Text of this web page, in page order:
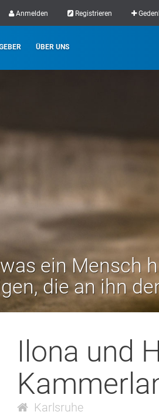
Anmelden Registrieren
ÜBER UNS
ein Mensch
die an ihn
Ilona und
Karlsruhe